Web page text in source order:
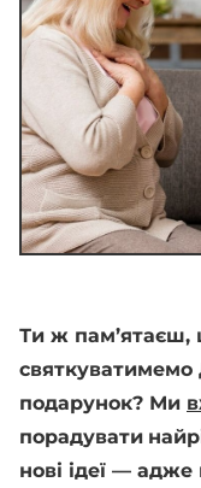
Ти ж пам’ятаєш,
святкуватимемо
подарунок? Ми
порадувати
нові ідеї —